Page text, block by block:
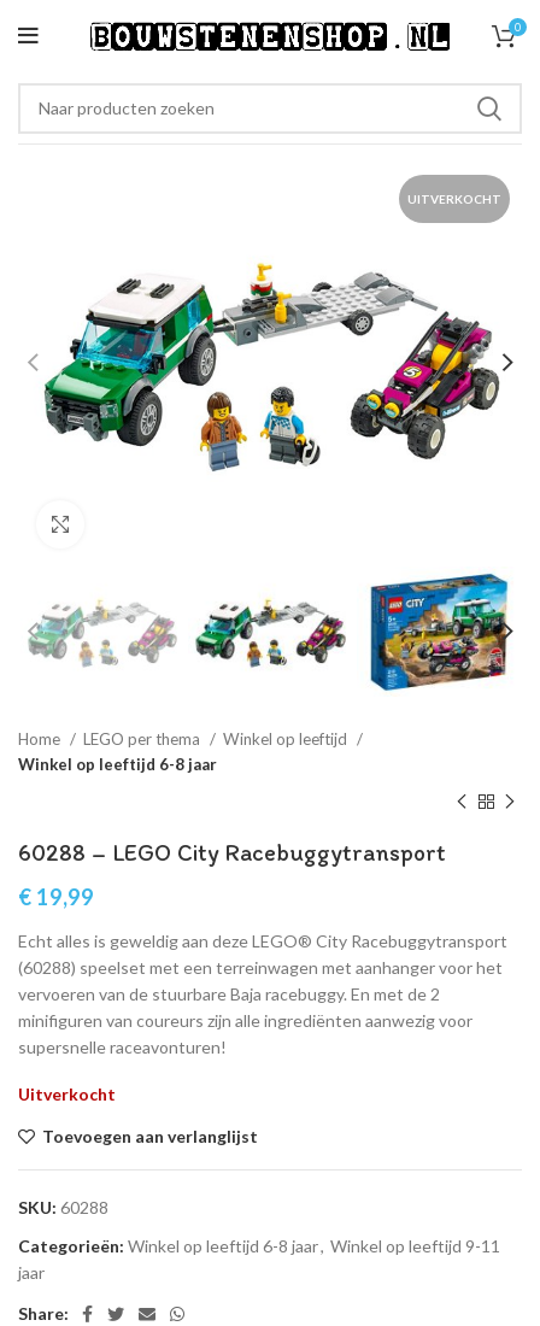
0
UITVERKOCHT
Home LEGO per thema
Winkel op leeftijd
Winkel op leeftijd 6-8 jaar
60288 – LEGO City Racebuggytransport
€ 19,99
Echt alles is geweldig aan deze LEGO® City Racebuggytransport
(60288) speelset met een terreinwagen met aanhanger voor het
vervoeren van de stuurbare Baja racebuggy. En met de 2
minifiguren van coureurs zijn alle ingrediënten aanwezig voor
supersnelle raceavonturen!
Uitverkocht
Toevoegen aan verlanglijst
SKU: 60288
Categorieën: Winkel op leeftijd 6-8 jaar, Winkel op leeftijd 9-11
jaar
Share: